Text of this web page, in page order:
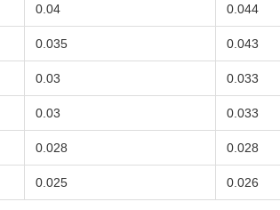
0.04 0.044
0.035 0.043
0.03 0.033
0.03 0.033
0.028 0.028
0.025 0.026